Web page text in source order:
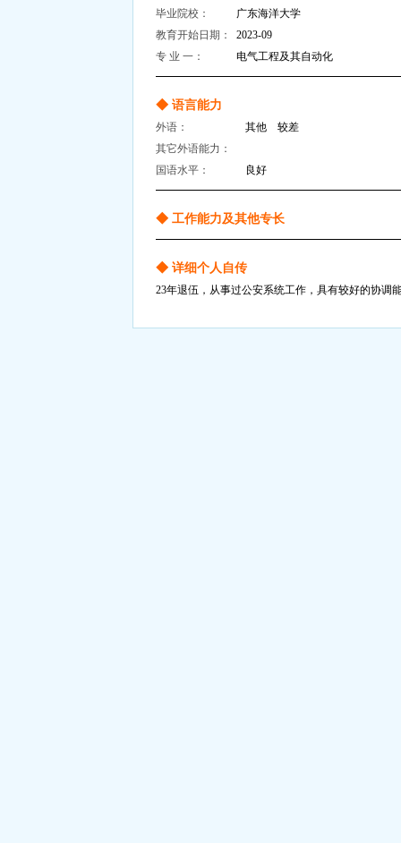
毕业院校：
广东海洋大学
教育开始日期：
2023-09
专 业 一：
电气工程及其自动化
◆ 语言能力
外语：
其他 较差
其它外语能力：
国语水平：
良好
◆ 工作能力及其他专长
◆ 详细个人自传
23年退伍，从事过公安系统工作，具有较好的协调